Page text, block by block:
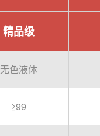
精品级
无色液体
≥99